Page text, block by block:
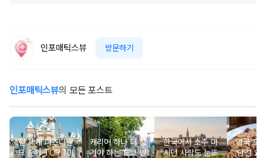
인포매틱스뷰 방문하기
인포매틱스뷰의 모든 포스트
전 세계 디즈니랜
드 순위 TOP 10!
캐리어 하나 더 챙
겨야 하는 도쿄 빈
한국에서 소주 마
시던 사람도 눈뜨
영국 흑
담긴 요